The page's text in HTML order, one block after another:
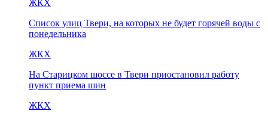
ЖКХ
Список улиц Твери, на которых не будет горячей воды с
понедельника
ЖКХ
На Старицком шоссе в Твери приостановил работу
пункт приема шин
ЖКХ